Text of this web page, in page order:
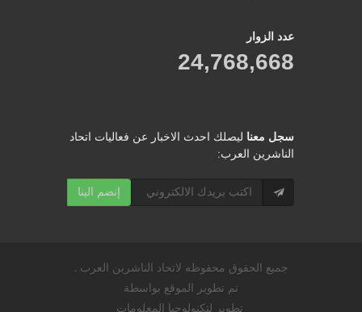
عدد الزوار
24,768,668
سجل معناليصلك احدث الاخبار عن فعاليات اتحاد
الناشرين العرب:
إنضم الينا
جميع الحقوق محفوظه لاتحاد الناشرين العرب .
تم تطوير الموقع بواسطة
تطوير لتكنولوجيا المعلومات